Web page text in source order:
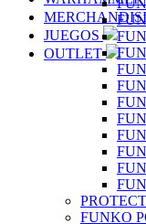
JUEGOS
OUTLET
FUNKO